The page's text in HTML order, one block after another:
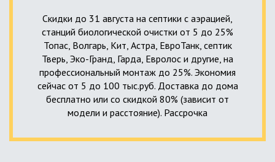
Скидки до 31 августа на септики с аэрацией,
станций биологической очистки от 5 до 25%
Топас, Волгарь, Кит, Астра, ЕвроТанк, септик
Тверь, Эко-Гранд, Гарда, Евролос и другие, на
профессиональный монтаж до 25%. Экономия
сейчас от 5 до 100 тыс.руб. Доставка до дома
бесплатно или со скидкой 80% (зависит от
модели и расстояние). Рассрочка